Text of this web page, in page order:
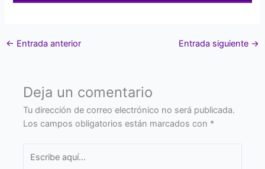
← Entrada anterior Entrada siguiente →
Deja un comentario
Tu dirección de correo electrónico no será publicada.
Los campos obligatorios están marcados con *
aquí...